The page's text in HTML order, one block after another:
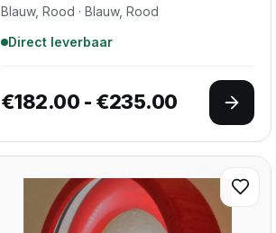
Blauw, Rood · Blauw, Rood
Direct leverbaar
€182.00 - €235.00